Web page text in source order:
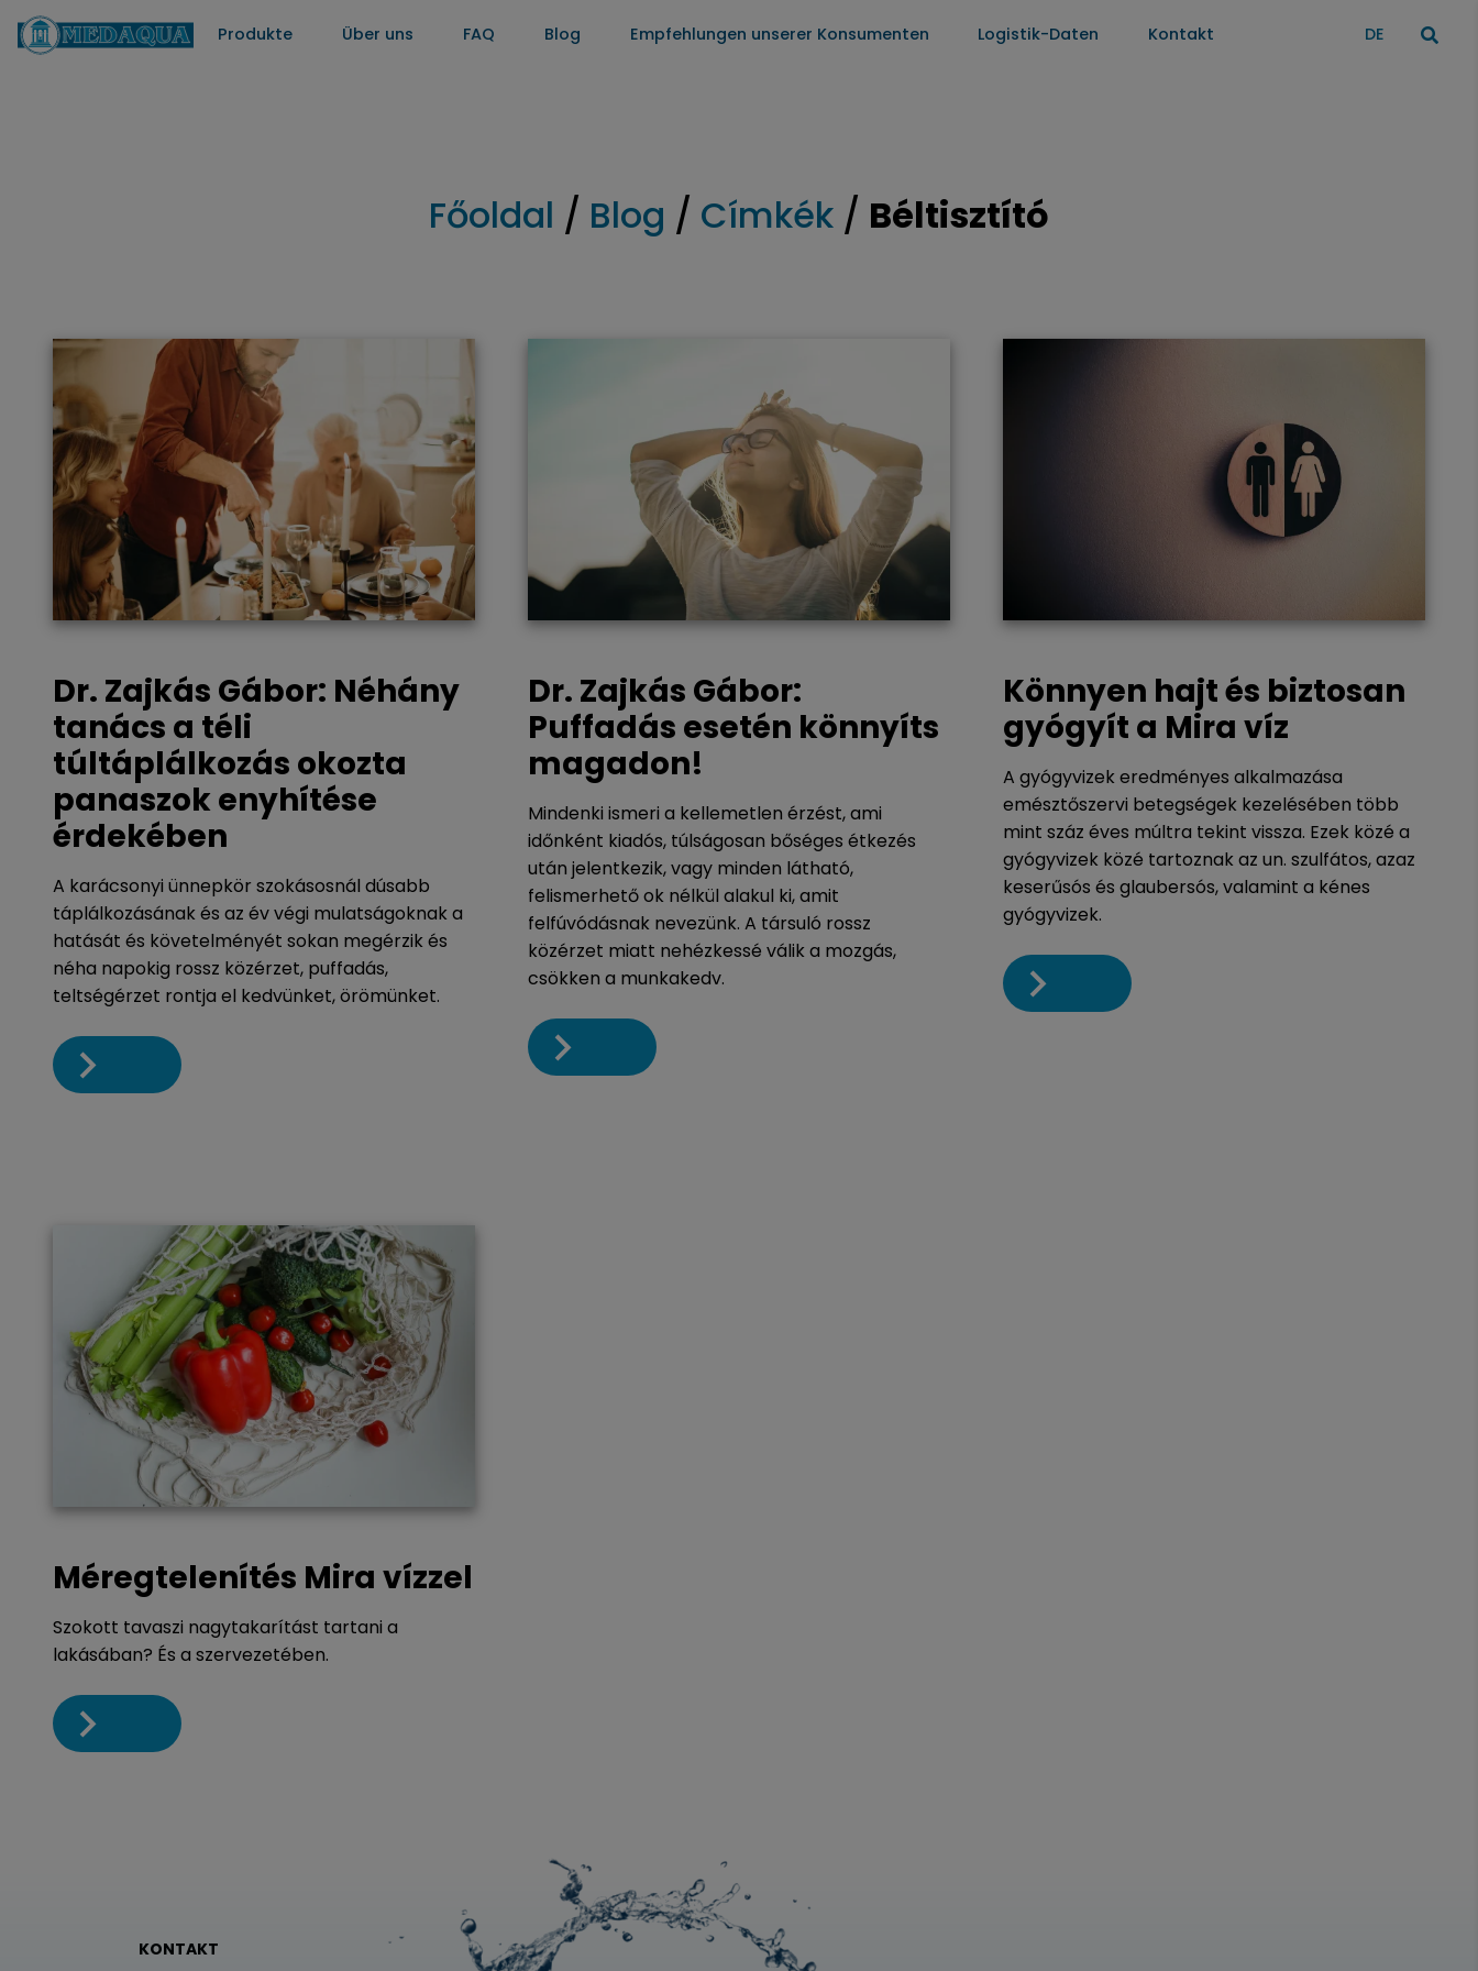
Produkte Über uns FAQ Blog Empfehlungen unserer Konsumenten Logistik-Daten Kontakt DE
Főoldal / Blog / Címkék / Béltisztító
Dr. Zajkás Gábor: Néhány
tanács a téli
túltáplálkozás okozta
panaszok enyhítése
érdekében
A karácsonyi ünnepkör szokásosnál dúsabb
táplálkozásának és az év végi mulatságoknak a
hatását és követelményét sokan megérzik és
néha napokig rossz közérzet, puffadás,
teltségérzet rontja el kedvünket, örömünket.
Dr. Zajkás Gábor:
Puffadás esetén könnyíts
magadon!
Mindenki ismeri a kellemetlen érzést, ami
időnként kiadós, túlságosan bőséges étkezés
után jelentkezik, vagy minden látható,
felismerhető ok nélkül alakul ki, amit
felfúvódásnak nevezünk. A társuló rossz
közérzet miatt nehézkessé válik a mozgás,
csökken a munkakedv.
Könnyen hajt és biztosan
gyógyít a Mira víz
A gyógyvizek eredményes alkalmazása
emésztőszervi betegségek kezelésében több
mint száz éves múltra tekint vissza. Ezek közé a
gyógyvizek közé tartoznak az un. szulfátos, azaz
keserűsós és glaubersós, valamint a kénes
gyógyvizek.
Méregtelenítés Mira vízzel
Szokott tavaszi nagytakarítást tartani a
lakásában? És a szervezetében.
KONTAKT